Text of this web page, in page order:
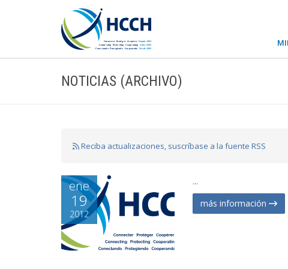
NOTICIAS (ARCHIVO)
Reciba actualizaciones, suscríbase a la fuente RSS
ene
19
2012
...
más información